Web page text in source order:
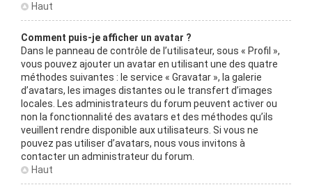
Haut
Comment puis-je afficher un avatar ?
Dans le panneau de contrôle de l’utilisateur, sous « Profil »,
vous pouvez ajouter un avatar en utilisant une des quatre
méthodes suivantes : le service « Gravatar », la galerie
d’avatars, les images distantes ou le transfert d’images
locales. Les administrateurs du forum peuvent activer ou
non la fonctionnalité des avatars et des méthodes qu’ils
veuillent rendre disponible aux utilisateurs. Si vous ne
pouvez pas utiliser d’avatars, nous vous invitons à
contacter un administrateur du forum.
Haut